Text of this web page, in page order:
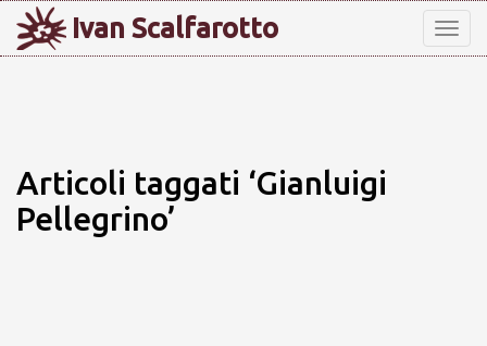
Ivan Scalfarotto
Articoli taggati ‘Gianluigi
Pellegrino’